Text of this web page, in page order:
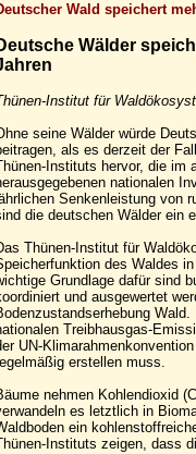
Wald speichert
Wälder
Institut für
seine Wälder würde
als es derzeit der
Instituts hervor, die im
nationalen
Senkenleistung von
die deutschen Wälder ein
Thünen-Institut für
des Waldes
Grundlage dafür sind
und ausgewertet
Treibhausgas-
UN-
erstellen muss.
nehmen Kohlendioxid
es letztlich in
ein
Instituts zeigen, dass